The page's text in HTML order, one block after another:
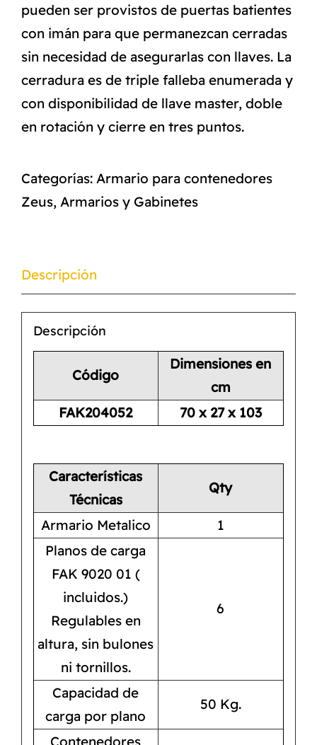
pueden ser provistos de puertas batientes
con imán para que permanezcan cerradas
sin necesidad de asegurarlas con llaves. La
cerradura es de triple falleba enumerada y
con disponibilidad de llave master, doble
en rotación y cierre en tres puntos.
Categorías: Armario para contenedores
Zeus, Armarios y Gabinetes
Descripción
Descripción
Código
Dimensiones en
cm
FAK204052
70 x 27 x 103
Características
Técnicas
Qty
Armario Metalico
1
Planos de carga
FAK 9020 01 (
incluidos.)
Regulables en
altura, sin bulones
ni tornillos.
6
Capacidad de
carga por plano
50 Kg.